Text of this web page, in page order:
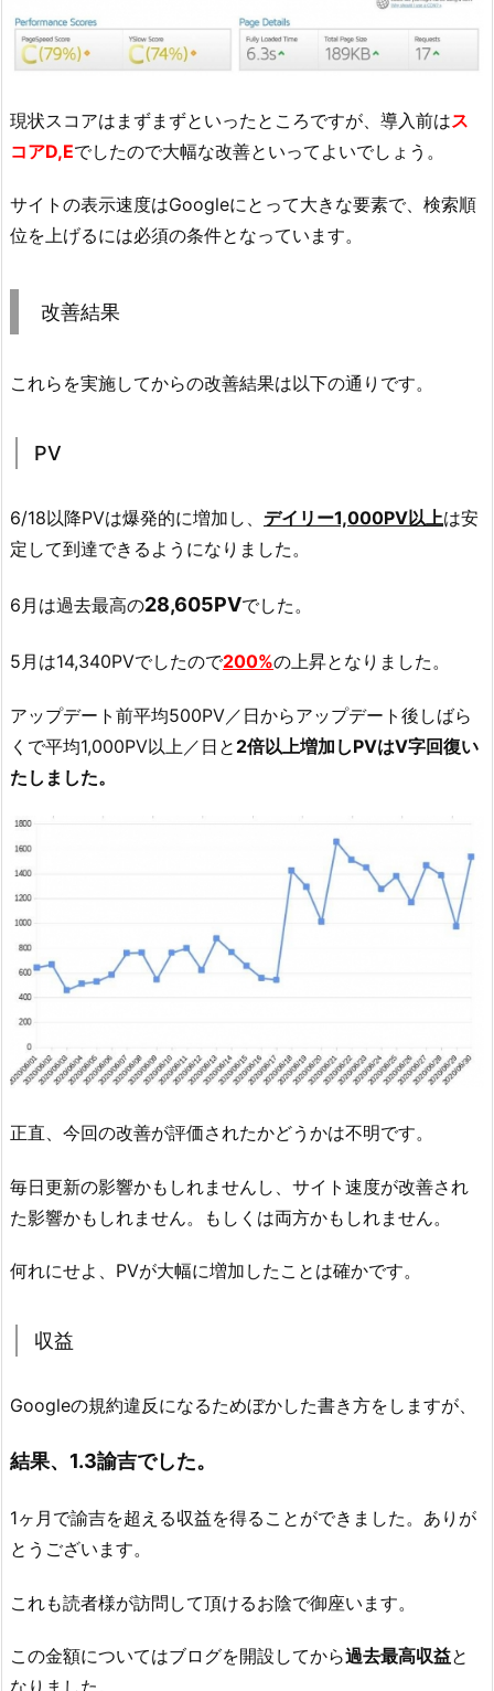
現状スコアはまずまずといったところですが、導入前はス
コアD,Eでしたので大幅な改善といってよいでしょう。
サイトの表示速度はGoogleにとって大きな要素で、検索順
位を上げるには必須の条件となっています。
改善結果
これらを実施してからの改善結果は以下の通りです。
PV
6/18以降PVは爆発的に増加し、 デイリー1,000PV以上は安
定して到達できるようになりました。
6月は過去最高の28,605PVでした。
5月は14,340PVでしたので200%の上昇となりました。
アップデート前平均500PV／日からアップデート後しばら
くで平均1,000PV以上／日と 2倍以上増加しPVはV字回復い
たしました。
正直、今回の改善が評価されたかどうかは不明です。
毎日更新の影響かもしれませんし、サイト速度が改善され
た影響かもしれません。もしくは両方かもしれません。
何れにせよ、PVが大幅に増加したことは確かです。
収益
Googleの規約違反になるためぼかした書き方をしますが、
結果、1.3諭吉でした。
1ヶ月で諭吉を超える収益を得ることができました。ありが
とうございます。
これも読者様が訪問して頂けるお陰で御座います。
この金額についてはブログを開設してから過去最高収益と